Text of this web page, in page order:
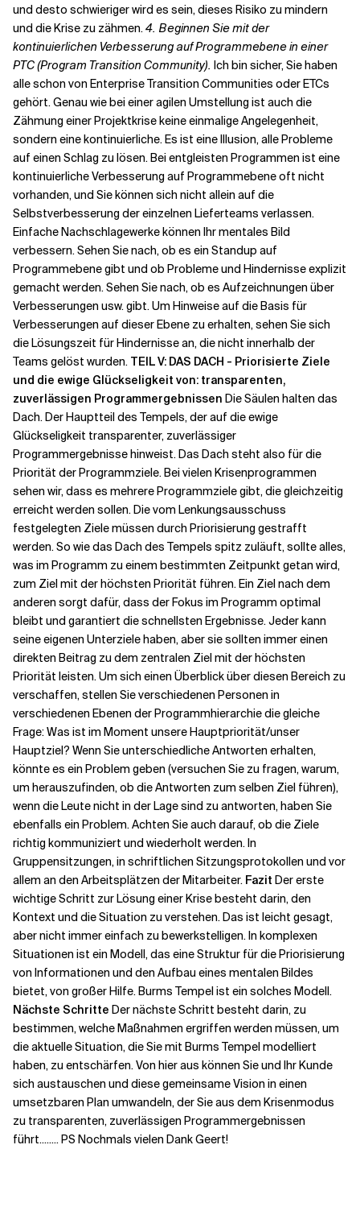
und desto schwieriger wird es sein, dieses Risiko zu mindern
und die Krise zu zähmen.4. Beginnen Sie mit der
kontinuierlichen Verbesserung auf Programmebene in einer
PTC (Program Transition Community). Ich bin sicher, Sie haben
alle schon von Enterprise Transition Communities oder ETCs
gehört. Genau wie bei einer agilen Umstellung ist auch die
Zähmung einer Projektkrise keine einmalige Angelegenheit,
sondern eine kontinuierliche. Es ist eine Illusion, alle Probleme
auf einen Schlag zu lösen. Bei entgleisten Programmen ist eine
kontinuierliche Verbesserung auf Programmebene oft nicht
vorhanden, und Sie können sich nicht allein auf die
Selbstverbesserung der einzelnen Lieferteams verlassen.
Einfache Nachschlagewerke können Ihr mentales Bild
verbessern. Sehen Sie nach, ob es ein Standup auf
Programmebene gibt und ob Probleme und Hindernisse explizit
gemacht werden. Sehen Sie nach, ob es Aufzeichnungen über
Verbesserungen usw. gibt. Um Hinweise auf die Basis für
Verbesserungen auf dieser Ebene zu erhalten, sehen Sie sich
die Lösungszeit für Hindernisse an, die nicht innerhalb der
Teams gelöst wurden. TEIL V: DAS DACH - Priorisierte Ziele
und die ewige Glückseligkeit von: transparenten,
zuverlässigen Programmergebnissen Die Säulen halten das
Dach. Der Hauptteil des Tempels, der auf die ewige
Glückseligkeit transparenter, zuverlässiger
Programmergebnisse hinweist. Das Dach steht also für die
Priorität der Programmziele. Bei vielen Krisenprogrammen
sehen wir, dass es mehrere Programmziele gibt, die gleichzeitig
erreicht werden sollen. Die vom Lenkungsausschuss
festgelegten Ziele müssen durch Priorisierung gestrafft
werden. So wie das Dach des Tempels spitz zuläuft, sollte alles,
was im Programm zu einem bestimmten Zeitpunkt getan wird,
zum Ziel mit der höchsten Priorität führen. Ein Ziel nach dem
anderen sorgt dafür, dass der Fokus im Programm optimal
bleibt und garantiert die schnellsten Ergebnisse. Jeder kann
seine eigenen Unterziele haben, aber sie sollten immer einen
direkten Beitrag zu dem zentralen Ziel mit der höchsten
Priorität leisten. Um sich einen Überblick über diesen Bereich zu
verschaffen, stellen Sie verschiedenen Personen in
verschiedenen Ebenen der Programmhierarchie die gleiche
Frage: Was ist im Moment unsere Hauptpriorität/unser
Hauptziel? Wenn Sie unterschiedliche Antworten erhalten,
könnte es ein Problem geben (versuchen Sie zu fragen, warum,
um herauszufinden, ob die Antworten zum selben Ziel führen),
wenn die Leute nicht in der Lage sind zu antworten, haben Sie
ebenfalls ein Problem. Achten Sie auch darauf, ob die Ziele
richtig kommuniziert und wiederholt werden. In
Gruppensitzungen, in schriftlichen Sitzungsprotokollen und vor
allem an den Arbeitsplätzen der Mitarbeiter. Fazit Der erste
wichtige Schritt zur Lösung einer Krise besteht darin, den
Kontext und die Situation zu verstehen. Das ist leicht gesagt,
aber nicht immer einfach zu bewerkstelligen. In komplexen
Situationen ist ein Modell, das eine Struktur für die Priorisierung
von Informationen und den Aufbau eines mentalen Bildes
bietet, von großer Hilfe. Burms Tempel ist ein solches Modell.
Nächste Schritte Der nächste Schritt besteht darin, zu
bestimmen, welche Maßnahmen ergriffen werden müssen, um
die aktuelle Situation, die Sie mit Burms Tempel modelliert
haben, zu entschärfen. Von hier aus können Sie und Ihr Kunde
sich austauschen und diese gemeinsame Vision in einen
umsetzbaren Plan umwandeln, der Sie aus dem Krisenmodus
zu transparenten, zuverlässigen Programmergebnissen
führt........ PS Nochmals vielen Dank Geert!